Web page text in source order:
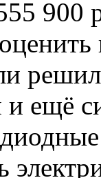
900
и ещё